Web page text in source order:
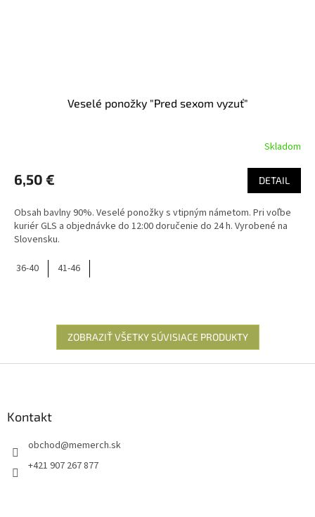
Veselé ponožky "Pred sexom vyzuť"
Skladom
6,50 € DETAIL
Obsah bavlny 90%. Veselé ponožky s vtipným námetom. Pri voľbe
kuriér GLS a objednávke do 12:00 doručenie do 24 h. Vyrobené na
Slovensku.
36-40 41-46
ZOBRAZIŤ VŠETKY SÚVISIACE PRODUKTY
Kontakt
obchod@memerch.sk
+421 907 267 877